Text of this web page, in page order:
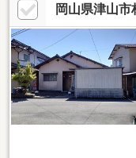
岡山県津山